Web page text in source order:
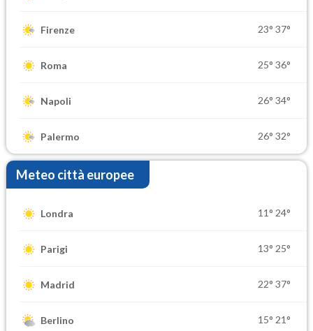
Firenze 23° 37°
Roma 25° 36°
Napoli 26° 34°
Palermo 26° 32°
Meteo città europee
Londra 11° 24°
Parigi 13° 25°
Madrid 22° 37°
Berlino 15° 21°